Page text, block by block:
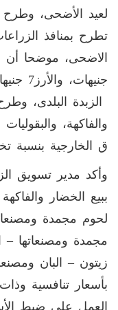
لعيد الأضحى، وطرح
تطرح بمنافذ
الزبدة البلدى،
والفاكهة،
ق الخارجية بنسبة
وأكد مدير تسويق
ببيع الخضار
لحوم مجمدة
مجمدة
زيتون – البان
بأسعار تنافسية
العمل على ضبط